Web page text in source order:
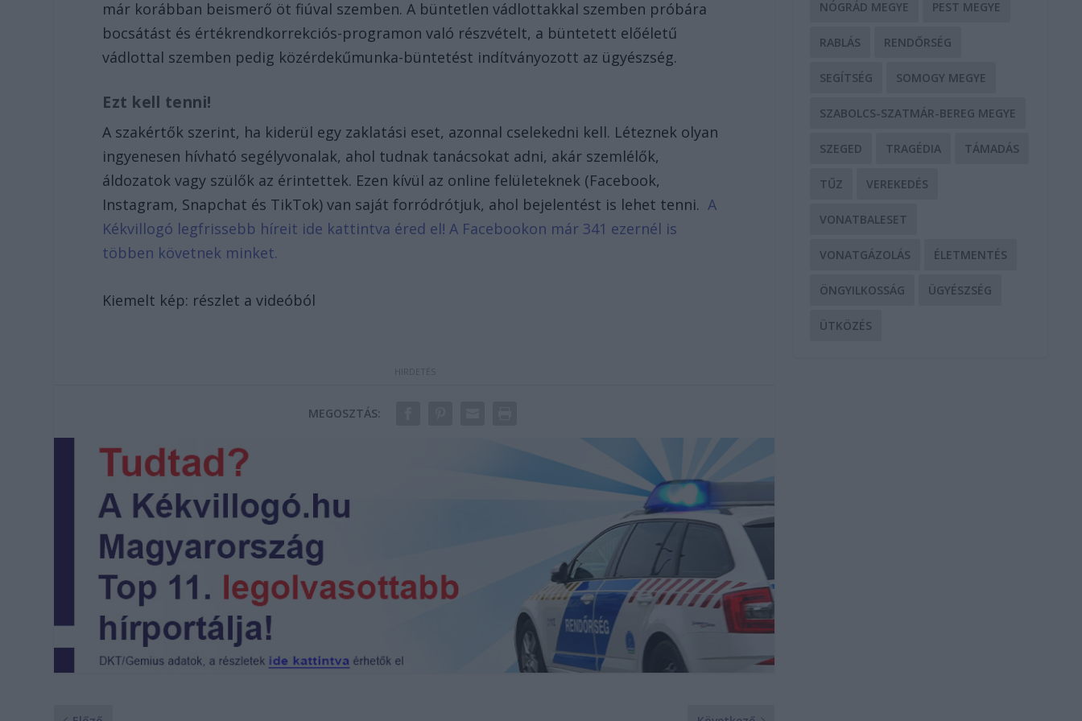
már korábban beismerő öt fiúval szemben. A büntetlen vádlottakkal szemben próbára
bocsátást és értékrendkorrekciós-programon való részvételt, a büntetett előéletű
vádlottal szemben pedig közérdekűmunka-büntetést indítványozott az ügyészség.
Ezt kell tenni!
A szakértők szerint, ha kiderül egy zaklatási eset, azonnal cselekedni kell. Léteznek olyan
ingyenesen hívható segélyvonalak, ahol tudnak tanácsokat adni, akár szemlélők,
áldozatok vagy szülők az érintettek. Ezen kívül az online felületeknek (Facebook,
Instagram, Snapchat és TikTok) van saját forródrótjuk, ahol bejelentést is lehet tenni.A
Kékvillogó legfrissebb híreit ide kattintva éred el! A Facebookon már 341 ezernél is
többen követnek minket.
Kiemelt kép: részlet a videóból
MEGOSZTÁS:
NÓGRÁD MEGYE PEST MEGYE
RABLÁS RENDŐRSÉG
SEGÍTSÉG SOMOGY MEGYE
SZABOLCS-SZATMÁR-BEREG MEGYE
SZEGED TRAGÉDIA TÁMADÁS
TŰZ VEREKEDÉS
VONATBALESET
VONATGÁZOLÁS ÉLETMENTÉS
ÖNGYILKOSSÁG ÜGYÉSZSÉG
ÜTKÖZÉS